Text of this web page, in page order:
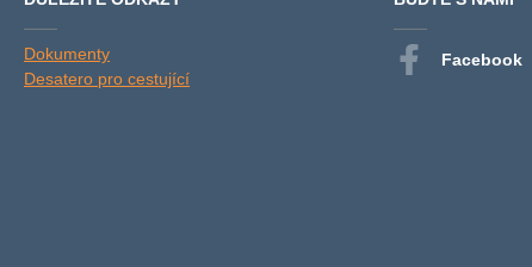
Dokumenty
Desatero pro cestující
Facebook